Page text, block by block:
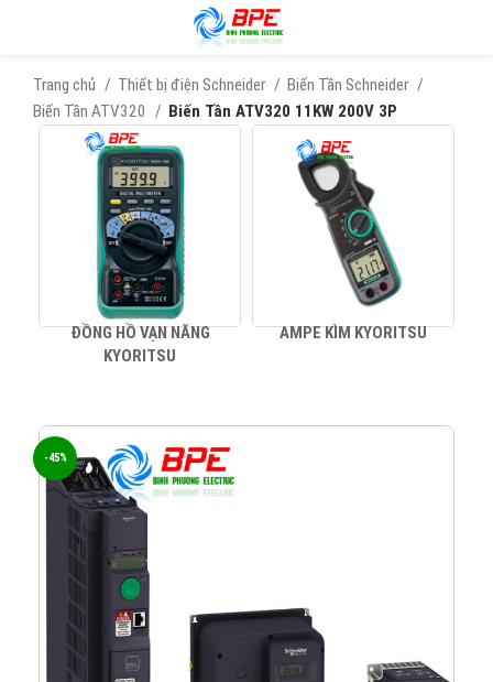
Trang chủ Thiết bị điện Schneider
Biến Tần Schneider
Biến Tần ATV320
Biến Tần ATV320 11KW 200V 3P
ĐỒNG HỒ VẠN NĂNG
KYORITSU
AMPE KÌM KYORITSU
-45%